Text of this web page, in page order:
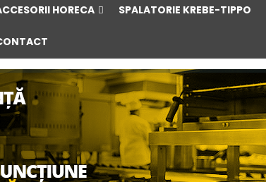
HORECA SPALATORIE KREBE-TIPPO